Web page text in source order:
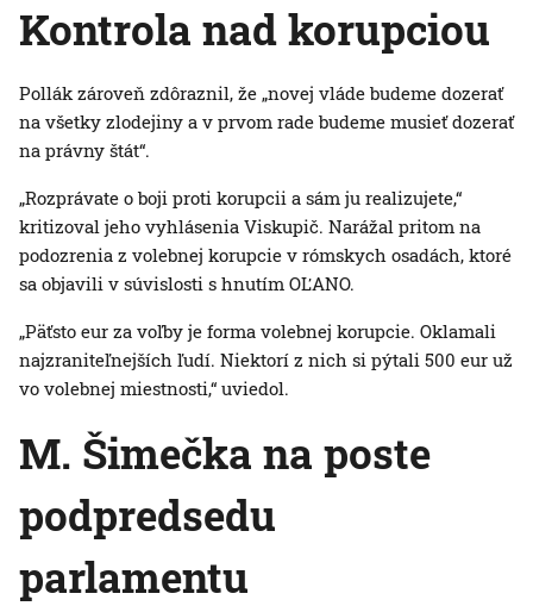
Kontrola nad korupciou
Pollák zároveň zdôraznil, že „novej vláde budeme dozerať
na všetky zlodejiny a v prvom rade budeme musieť dozerať
na právny štát“.
„Rozprávate o boji proti korupcii a sám ju realizujete,“
kritizoval jeho vyhlásenia Viskupič. Narážal pritom na
podozrenia z volebnej korupcie v rómskych osadách, ktoré
sa objavili v súvislosti s hnutím OĽANO.
„Päťsto eur za voľby je forma volebnej korupcie. Oklamali
najzraniteľnejších ľudí. Niektorí z nich si pýtali 500 eur už
vo volebnej miestnosti,“ uviedol.
M. Šimečka na poste
podpredsedu
parlamentu